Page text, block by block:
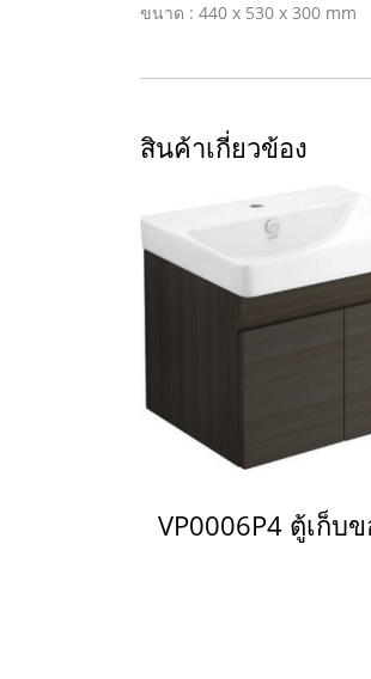
ขนาด : 440 x 530 x 300 mm
สินค้าเกี่ยวข้อง